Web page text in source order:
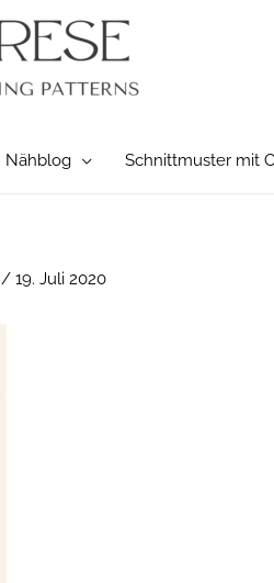
Nähblog Schnittmuster mit
/ 19. Juli 2020